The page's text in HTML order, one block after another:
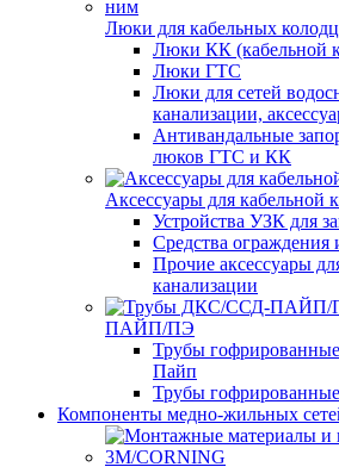
Люки для кабельных
Люки КК (кабельной
Люки ГТС
Люки для сетей
канализации,
Антивандальные
люков ГТС и КК
Аксессуары для кабельной
Устройства УЗК для
Средства ограждения
Прочие аксессуары
канализации
ПАЙП/ПЭ
Трубы
Пайп
Трубы
Компоненты медно-жильных